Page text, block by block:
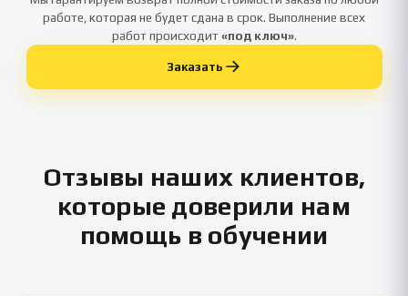
работе, которая не будет сдана в срок. Выполнение всех
работ происходит«под ключ».
Заказать
Отзывы наших клиентов,
которые доверили нам
помощь в обучении